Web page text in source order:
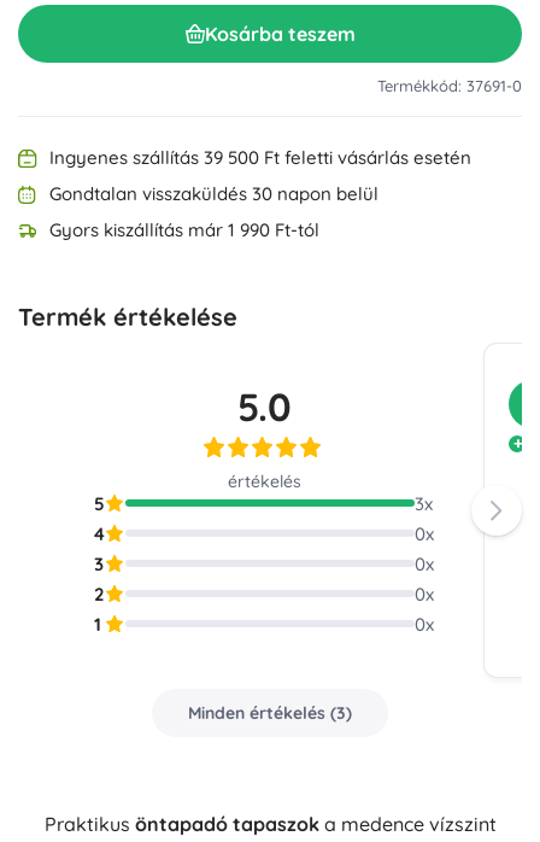
Kosárba teszem
Termékkód: 37691-0
Ingyenes szállítás 39 500 Ft feletti vásárlás esetén
Gondtalan visszaküldés 30 napon belül
Gyors kiszállítás már 1 990 Ft-tól
Termék értékelése
5.0
értékelés
5 3x
4
0x
3
0x
2
0x
1
0x
Minden értékelés (3)
Praktikus öntapadó tapaszoka medence vízszint